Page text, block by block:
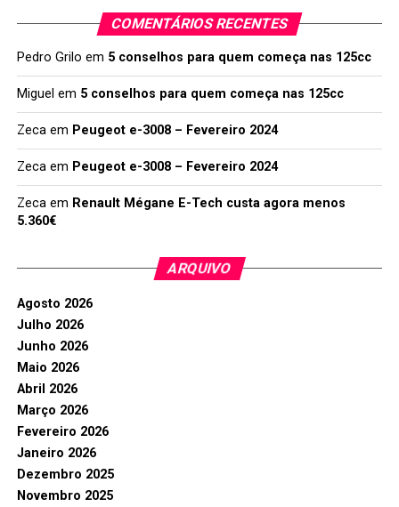
COMENTÁRIOS RECENTES
Pedro Grilo em 5 conselhos para quem começa nas 125cc
Miguel em 5 conselhos para quem começa nas 125cc
Zecaem Peugeot e-3008 – Fevereiro 2024
Zecaem Peugeot e-3008 – Fevereiro 2024
Zecaem Renault Mégane E-Tech custa agora menos
5.360€
ARQUIVO
Agosto 2026
Julho 2026
Junho 2026
Maio 2026
Abril 2026
Março 2026
Fevereiro 2026
Janeiro 2026
Dezembro 2025
Novembro 2025